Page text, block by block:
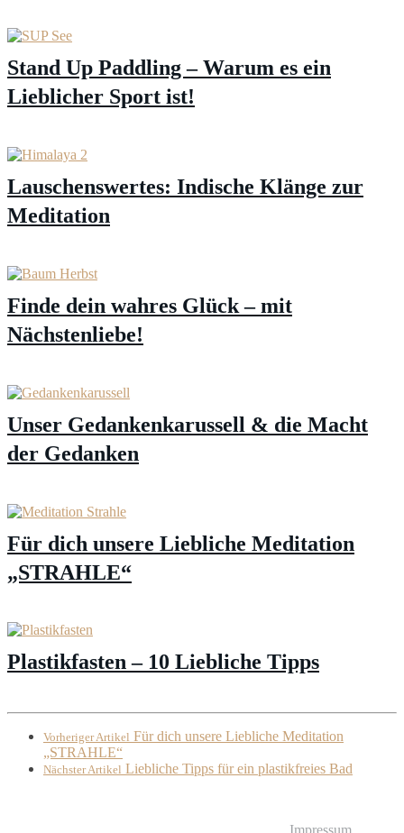
Stand Up Paddling – Warum es ein
Lieblicher Sport ist!
Lauschenswertes: Indische Klänge zur
Meditation
Finde dein wahres Glück – mit
Nächstenliebe!
Unser Gedankenkarussell & die Macht
der Gedanken
Für dich unsere Liebliche Meditation
„STRAHLE“
Plastikfasten – 10 Liebliche Tipps
Vorheriger Artikel Für dich unsere Liebliche Meditation
„STRAHLE“
Nächster Artikel Liebliche Tipps für ein plastikfreies Bad